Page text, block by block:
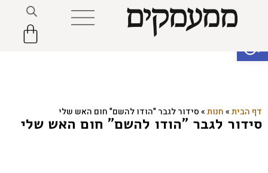
פתח סרגל נגישות
דף הבית»חנות»סידור לגבר "הודו להשם" חום האש שלי
סידור לגבר "הודו להשם" חום האש שלי